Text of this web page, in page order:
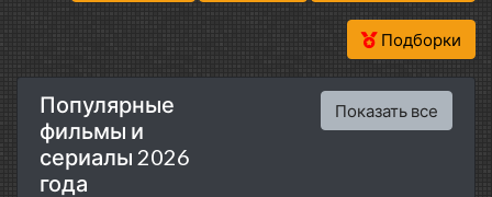
Подборки
Популярные
фильмы и
сериалы 2026
года
Показать все